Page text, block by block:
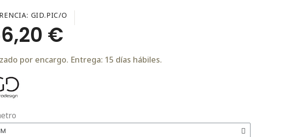
GID.PIC/O
€
por encargo. Entrega: 15 días hábiles.